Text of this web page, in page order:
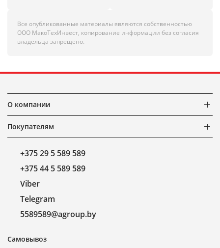
Все опубликованные материалы являются собственностью
ООО МакоТехИнвест, копирование информации без согласия
владельца запрещено.
О компании
Покупателям
+375 29 5 589 589
+375 44 5 589 589
Viber
Telegram
5589589@agroup.by
Самовывоз